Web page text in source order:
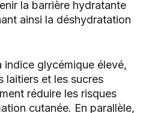
la barrière hydratante
ainsi la déshydratation
indice glycémique élevé,
laitiers et les sucres
réduire les risques
cutanée. En parallèle,